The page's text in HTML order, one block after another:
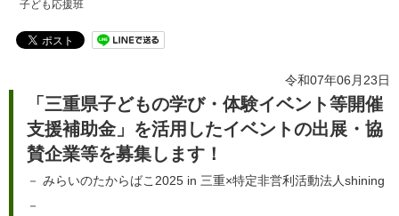
子ども応援班
令和07年06月23日
「三重県子どもの学び・体験イベント等開催
支援補助金」を活用したイベントの出展・協
賛企業等を募集します！
－ みらいのたからばこ2025 in 三重×特定非営利活動法人shining
－